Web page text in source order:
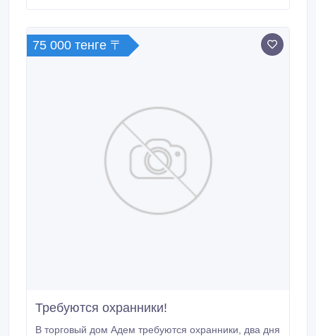
75 000 тенге 〒
Требуются охранники!
В торговый дом Адем требуются охранники, два дня